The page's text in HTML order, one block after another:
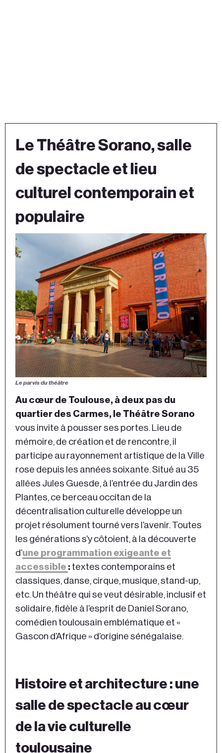
Le Théâtre Sorano, salle
de spectacle et lieu
culturel contemporain et
populaire
Le parvis du théâtre
Au cœur de Toulouse, à deux pas du
quartier des Carmes, le Théâtre Sorano
vous invite à pousser ses portes. Lieu de
mémoire, de création et de rencontre, il
participe au rayonnement artistique de la Ville
rose depuis les années soixante. Situé au 35
allées Jules Guesde, à l’entrée du Jardin des
Plantes, ce berceau occitan de la
décentralisation culturelle développe un
projet résolument tourné vers l’avenir. Toutes
les générations s’y côtoient, à la découverte
d’une programmation exigeante et
accessible : textes contemporains et
classiques, danse, cirque, musique, stand-up,
etc. Un théâtre qui se veut désirable, inclusif et
solidaire, fidèle à l’esprit de Daniel Sorano,
comédien toulousain emblématique et «
Gascon d’Afrique » d’origine sénégalaise.
Histoire et architecture : une
salle de spectacle au cœur
de la vie culturelle
toulousaine